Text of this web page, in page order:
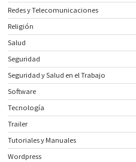
Redes y Telecomunicaciones
Religión
Salud
Seguridad
Seguridad y Salud en el Trabajo
Software
Tecnología
Trailer
Tutoriales y Manuales
Wordpress